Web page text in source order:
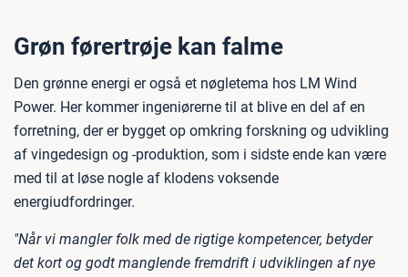
Grøn førertrøje kan falme
Den grønne energi er også et nøgletema hos LM Wind
Power. Her kommer ingeniørerne til at blive en del af en
forretning, der er bygget op omkring forskning og udvikling
af vingedesign og -produktion, som i sidste ende kan være
med til at løse nogle af klodens voksende
energiudfordringer.
"Når vi mangler folk med de rigtige kompetencer, betyder
det kort og godt manglende fremdrift i udviklingen af nye